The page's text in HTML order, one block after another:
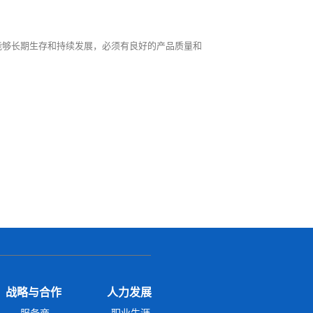
长期生存和持续发展，必须有良好的产品质量和
战略与合作 人力发展